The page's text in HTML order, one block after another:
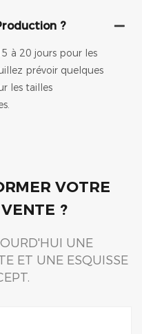
?
à 20 jours pour les
prévoir quelques
les tailles
VOTRE
?
UNE
ET UNE ESQUISSE